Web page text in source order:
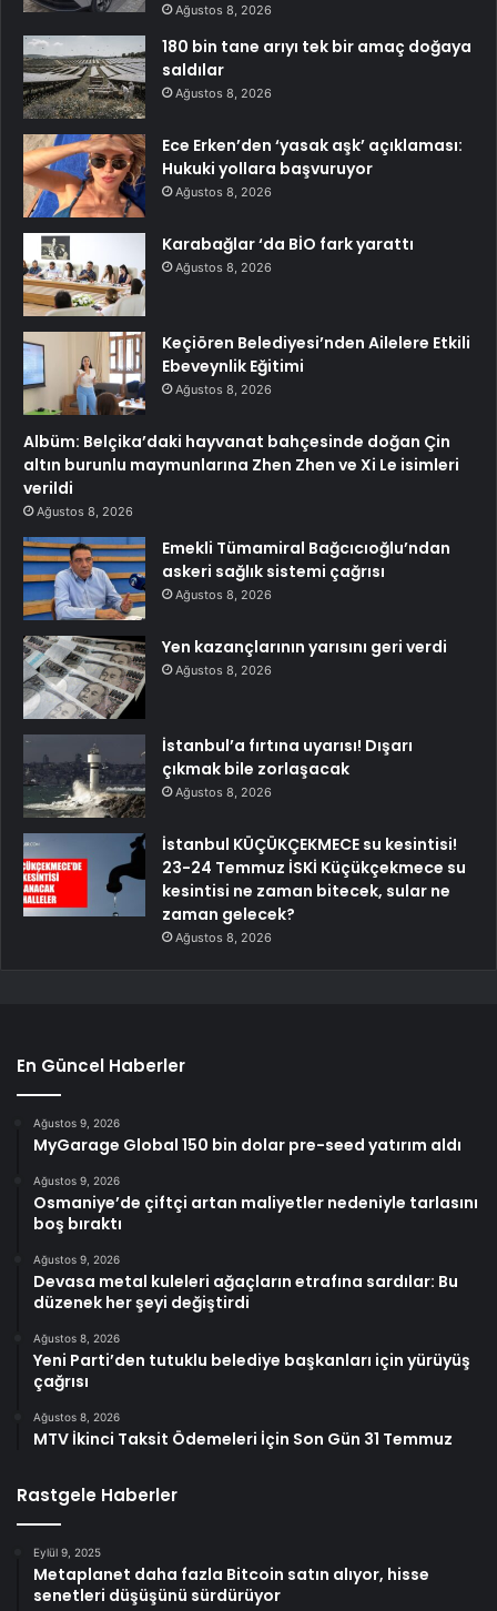
Ağustos 8, 2026
180 bin tane arıyı tek bir amaç doğaya
saldılar
Ağustos 8, 2026
Ece Erken’den ‘yasak aşk’ açıklaması:
Hukuki yollara başvuruyor
Ağustos 8, 2026
Karabağlar ‘da BİO fark yarattı
Ağustos 8, 2026
Keçiören Belediyesi’nden Ailelere Etkili
Ebeveynlik Eğitimi
Ağustos 8, 2026
Albüm: Belçika’daki hayvanat bahçesinde doğan Çin
altın burunlu maymunlarına Zhen Zhen ve Xi Le isimleri
verildi
Ağustos 8, 2026
Emekli Tümamiral Bağcıcıoğlu’ndan
askeri sağlık sistemi çağrısı
Ağustos 8, 2026
Yen kazançlarının yarısını geri verdi
Ağustos 8, 2026
İstanbul’a fırtına uyarısı! Dışarı
çıkmak bile zorlaşacak
Ağustos 8, 2026
İstanbul KÜÇÜKÇEKMECE su kesintisi!
23-24 Temmuz İSKİ Küçükçekmece su
kesintisi ne zaman bitecek, sular ne
zaman gelecek?
Ağustos 8, 2026
En Güncel Haberler
Ağustos 9, 2026
MyGarage Global 150 bin dolar pre-seed yatırım aldı
Ağustos 9, 2026
Osmaniye’de çiftçi artan maliyetler nedeniyle tarlasını
boş bıraktı
Ağustos 9, 2026
Devasa metal kuleleri ağaçların etrafına sardılar: Bu
düzenek her şeyi değiştirdi
Ağustos 8, 2026
Yeni Parti’den tutuklu belediye başkanları için yürüyüş
çağrısı
Ağustos 8, 2026
MTV İkinci Taksit Ödemeleri İçin Son Gün 31 Temmuz
Rastgele Haberler
Eylül 9, 2025
Metaplanet daha fazla Bitcoin satın alıyor, hisse
senetleri düşüşünü sürdürüyor